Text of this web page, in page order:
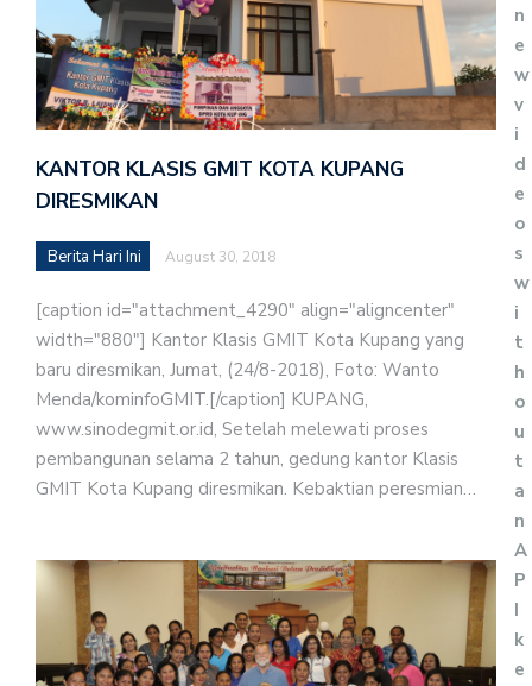
KANTOR KLASIS GMIT KOTA KUPANG
DIRESMIKAN
Berita Hari Ini August 30, 2018
[caption id="attachment_4290" align="aligncenter"
width="880"] Kantor Klasis GMIT Kota Kupang yang
baru diresmikan, Jumat, (24/8-2018), Foto: Wanto
Menda/kominfoGMIT.[/caption] KUPANG,
www.sinodegmit.or.id, Setelah melewati proses
pembangunan selama 2 tahun, gedung kantor Klasis
GMIT Kota Kupang diresmikan. Kebaktian peresmian…
n
e
w
v
i
d
e
o
s
w
i
t
h
o
u
t
a
n
A
P
I
k
e